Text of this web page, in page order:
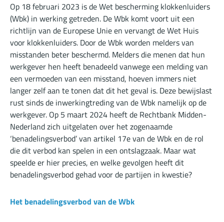
Op 18 februari 2023 is de Wet bescherming klokkenluiders
(Wbk) in werking getreden. De Wbk komt voort uit een
richtlijn van de Europese Unie en vervangt de Wet Huis
voor klokkenluiders. Door de Wbk worden melders van
misstanden beter beschermd. Melders die menen dat hun
werkgever hen heeft benadeeld vanwege een melding van
een vermoeden van een misstand, hoeven immers niet
langer zelf aan te tonen dat dit het geval is. Deze bewijslast
rust sinds de inwerkingtreding van de Wbk namelijk op de
werkgever. Op 5 maart 2024 heeft de Rechtbank Midden-
Nederland zich uitgelaten over het zogenaamde
‘benadelingsverbod’ van artikel 17e van de Wbk en de rol
die dit verbod kan spelen in een ontslagzaak. Maar wat
speelde er hier precies, en welke gevolgen heeft dit
benadelingsverbod gehad voor de partijen in kwestie?
Het benadelingsverbod van de Wbk